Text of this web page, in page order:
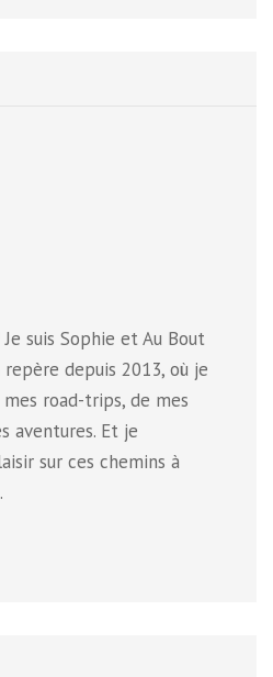
suis Sophie et Au Bout
depuis 2013, où je
road-trips, de mes
aventures. Et je
sur ces chemins à